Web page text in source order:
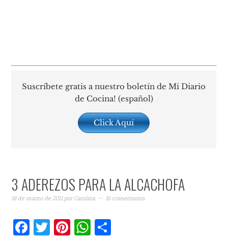
Suscríbete gratis a nuestro boletín de Mi Diario
de Cocina! (español)
Click Aquí
3 ADEREZOS PARA LA ALCACHOFA
18 de marzo de 2011porCarolina 16 comentarios
Facebook
Twitter
Pinterest
WhatsApp